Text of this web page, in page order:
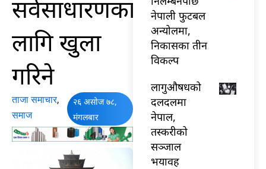
सर्वसाधारणका
लागि खुला
गरिने
ताजा समाचार,
समाज
२६ असोज ७८,
मंगलबार
नेपाली फुटबल
अन्योलमा,
निकासका तीन
विकल्प
लागुऔषधको
दलदलमा
नेपाल,
तस्करीको
सञ्जाल
भयावह